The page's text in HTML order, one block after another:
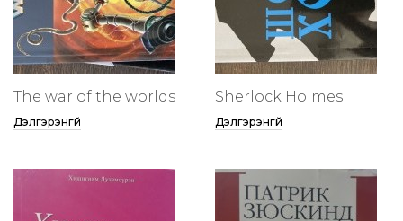
The war of the worlds
Дэлгэрэнгүй
Sherlock Holmes
Дэлгэрэнгүй